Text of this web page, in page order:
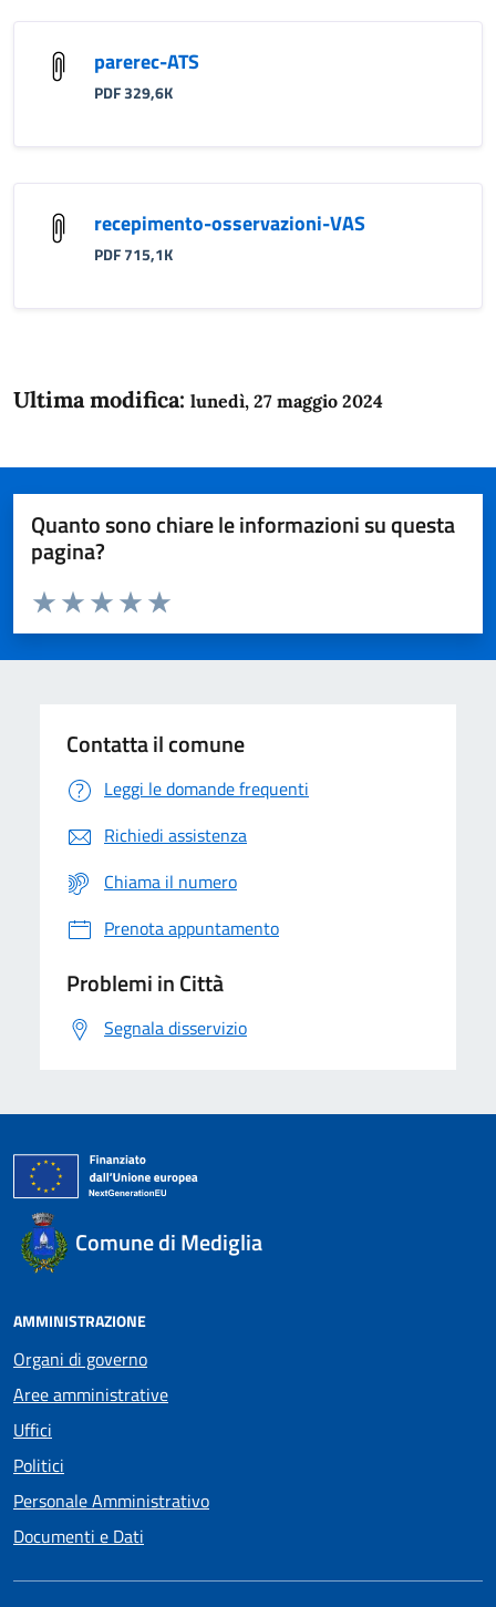
parerec-ATS
PDF 329,6K
recepimento-osservazioni-VAS
PDF 715,1K
Ultima modifica: lunedì, 27 maggio 2024
Quanto sono chiare le informazioni su questa
pagina?
Domanda
Valuta da 1 a 5 stelle la pagina
Valuta 5 stelle su 5
Valuta 4 stelle su 5
Valuta 3 stelle su 5
Valuta 2 stelle su 5
Valuta 1 stelle su 5
Contatta il comune
Leggi le domande frequenti
Richiedi assistenza
Chiama il numero
Prenota appuntamento
Problemi in Città
Segnala disservizio
Comune di Mediglia
AMMINISTRAZIONE
Organi di governo
Aree amministrative
Uffici
Politici
Personale Amministrativo
Documenti e Dati